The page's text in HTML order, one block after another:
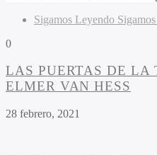
Sigamos Leyendo
0
LAS PUERTAS DE LA
ELMER VAN HESS
28 febrero, 2021